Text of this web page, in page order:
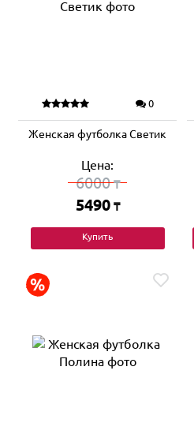
0
Женская футболка Светик
Цена:
6000₸
5490 ₸
Купить